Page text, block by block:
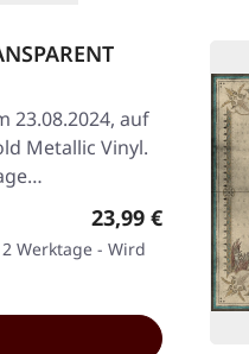
23.08.2024, auf
Metallic Vinyl.
Regulärer Preis:
23,99 €
Werktage - Wird